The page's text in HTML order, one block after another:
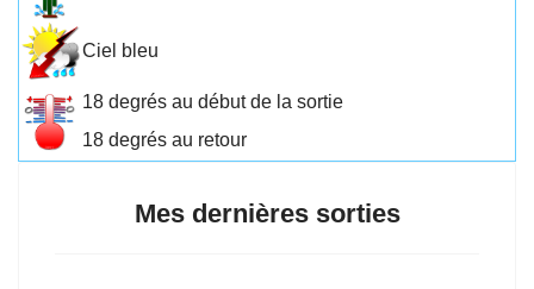
Ciel bleu
18 degrés au début de la sortie
18 degrés au retour
Mes dernières sorties